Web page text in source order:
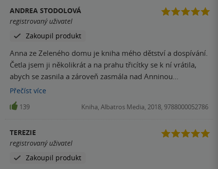
ANDREA STODOLOVÁ
registrovaný uživatel
Zakoupil produkt
Anna ze Zeleného domu je kniha mého dětství a dospívání.
Četla jsem ji několikrát a na prahu třicítky se k ní vrátila,
abych se zasnila a zároveň zasmála nad Anninou
nevinností, jejími nezdařilými pokusy o cokoli,... Knihu
mohu jenom doporučit :-)
Přečíst více
139 Kniha, Albatros Media, 2018, 9788000052786
TEREZIE
registrovaný uživatel
Zakoupil produkt